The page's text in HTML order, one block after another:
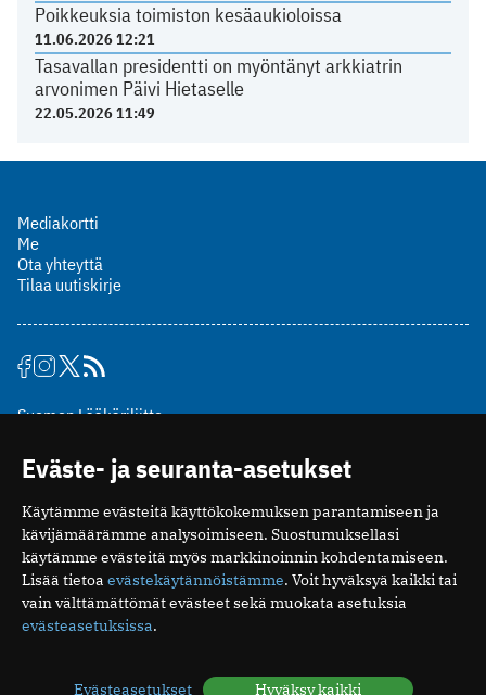
Poikkeuksia toimiston kesäaukioloissa
11.06.2026 12:21
Tasavallan presidentti on myöntänyt arkkiatrin
arvonimen Päivi Hietaselle
22.05.2026 11:49
Mediakortti
Me
Ota yhteyttä
Tilaa uutiskirje
Suomen Lääkäriliitto
00510 Helsinki
puh. (09) 393 091
toimitus@potilaanlaakarilehti.fi
ISSN 2323-9476
Eväste- ja seuranta-asetukset
Käytämme evästeitä käyttökokemuksen parantamiseen ja
kävijämäärämme analysoimiseen. Suostumuksellasi
käytämme evästeitä myös markkinoinnin kohdentamiseen.
Lisää tietoa evästekäytännöistämme. Voit hyväksyä kaikki tai
vain välttämättömät evästeet sekä muokata asetuksia
evästeasetuksissa.
Evästeasetukset Hyväksy kaikki